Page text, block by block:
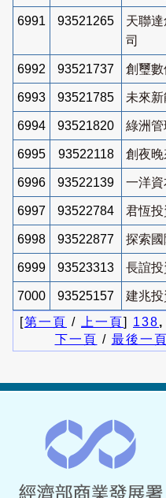
6991 93521265
天聯
司
6992 93521737 創璽數
6993 93521785 未來
6994 93521820 綠洲管
6995 93522118 創夜晚
6996 93522139 一洋資
6997 93522784 君恆投
6998 93522877 探索國
6999 93523313 長誼投
7000 93525157
建兆投
[第一頁 / 上一頁] 138,
下一頁 / 最後一頁